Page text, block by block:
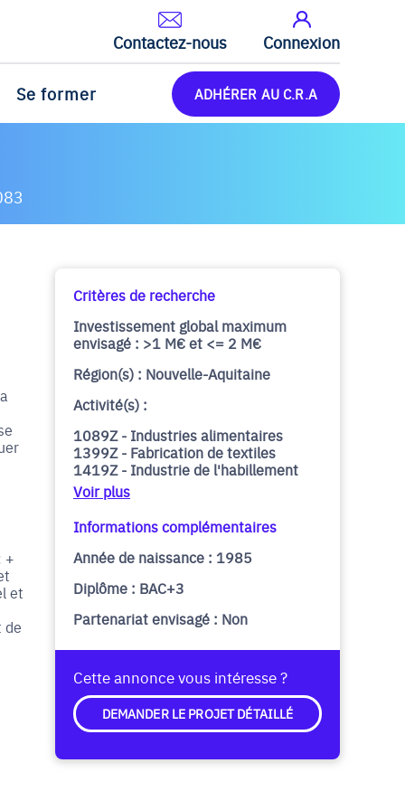
Contactez-nous Connexion
Se former ADHÉRER AU C.R.A
+
et
de
Critères de recherche
Investissement global maximum
envisagé : >1 M€ et <= 2 M€
Région(s) : Nouvelle-Aquitaine
Activité(s) :
1089Z - Industries alimentaires
1399Z - Fabrication de textiles
1419Z - Industrie de l'habillement
Voir plus
Informations complémentaires
Année de naissance : 1985
Diplôme : BAC+3
Partenariat envisagé : Non
Cette annonce vous intéresse ?
DEMANDER LE PROJET DÉTAILLÉ